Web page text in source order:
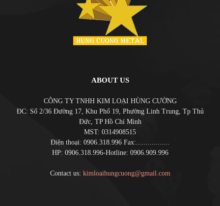
ABOUT US
CÔNG TY TNHH KIM LOẠI HÙNG CƯỜNG
ĐC: Số 2/36 Đường 17, Khu Phố 19, Phường Linh Trung, Tp Thủ
Đức, TP Hồ Chí Minh
MST: 0314908515
Điện thoại: 0906.318.996 Fax:.................
HP: 0906.318.996-Hotline: 0906.909.996
Contact us: kimloaihungcuong@gmail.com